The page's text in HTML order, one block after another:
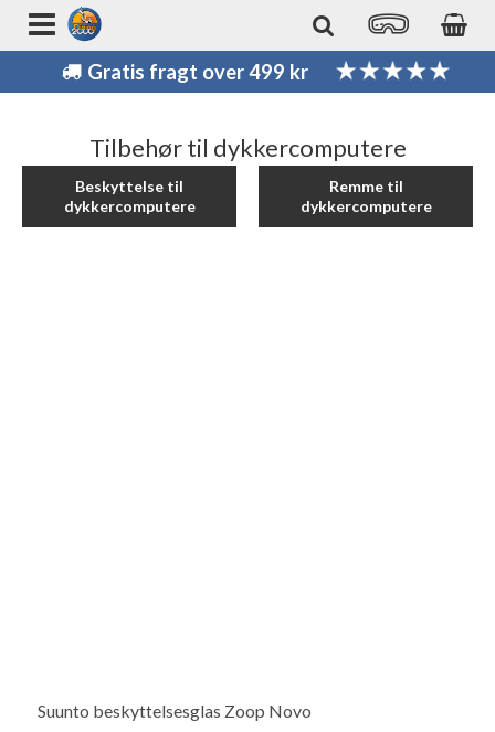
Gratis fragt over 499 kr
Tilbehør til dykkercomputere
Beskyttelse til
dykkercomputere
Remme til
dykkercomputere
Suunto beskyttelsesglas Zoop Novo